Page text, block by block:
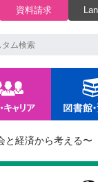
資料請求
と経済から考える〜